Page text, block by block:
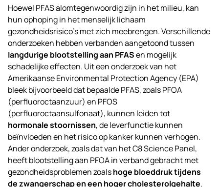
Hoewel PFAS alomtegenwoordig zijn in het milieu, kan
hun ophoping in het menselijk lichaam
gezondheidsrisico’s met zich meebrengen. Verschillende
onderzoeken hebben verbanden aangetoond tussen
langdurige blootstelling aan PFASen mogelijk
schadelijke effecten. Uit een onderzoek van het
Amerikaanse Environmental Protection Agency (EPA)
bleek bijvoorbeeld dat bepaalde PFAS, zoals PFOA
(perfluoroctaanzuur) en PFOS
(perfluoroctaansulfonaat), kunnen leiden tot
hormonale stoornissen, de leverfunctie kunnen
beïnvloeden en het risico op kanker kunnen verhogen.
Ander onderzoek, zoals dat van het C8 Science Panel,
heeft blootstelling aan PFOA in verband gebracht met
gezondheidsproblemen zoalshoge bloeddruk tijdens
de zwangerschap en een hoger cholesterolgehalte.